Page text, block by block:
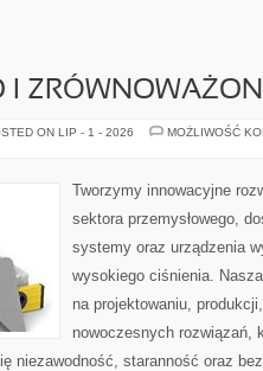
I
ON LIP - 1 - 2026
MOŻLIWOŚĆ
Tworzymy innowacyjne
sektora przemysłowego,
systemy oraz urządzenia
wysokiego ciśnienia.
na projektowaniu,
nowoczesnych rozwiązań,
niezawodność, staranność oraz